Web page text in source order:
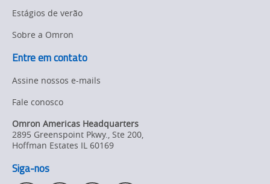
Estágios de verão
Sobre a Omron
Entre em contato
Assine nossos e-mails
Fale conosco
Omron Americas Headquarters
2895 Greenspoint Pkwy., Ste 200,
Hoffman Estates IL 60169
Siga-nos